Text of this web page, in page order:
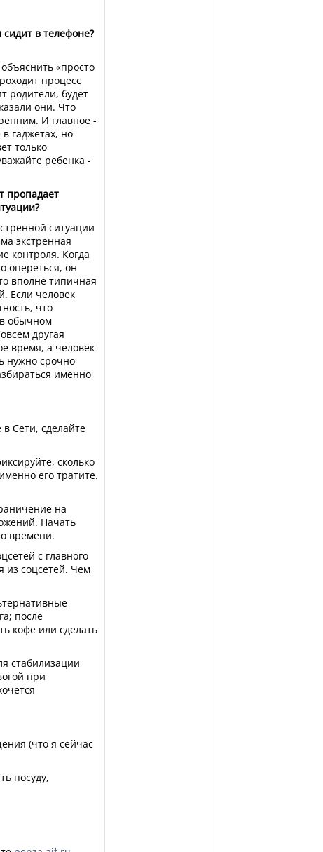
в телефоне?
«просто
процесс
родители, будет
они. Что
И главное -
гаджетах, но
только
ребенка -
пропадает
ситуации
экстренная
контроля. Когда
опереться, он
вполне типичная
Если человек
что
обычном
другая
время, а человек
нужно срочно
именно
Сети, сделайте
сколько
его тратите.
на
Начать
времени.
с главного
из соцсетей. Чем
после
кофе или сделать
стабилизации
при
(что я сейчас
посуду,